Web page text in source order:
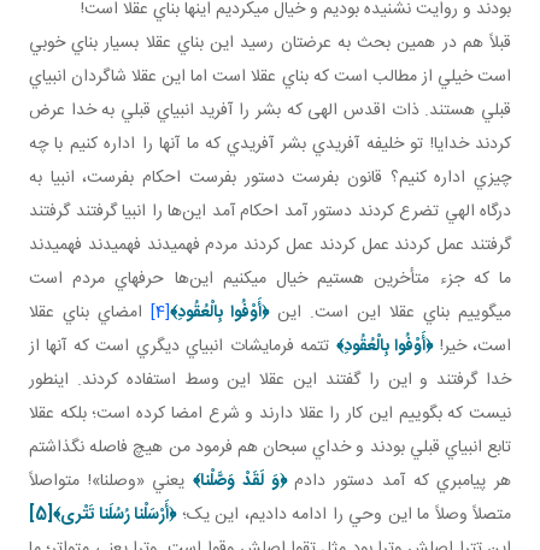
بودند و روايت نشنيده بوديم و خيال مي کرديم اينها بناي عقلا است!
قبلاً هم در همين بحث به عرضتان رسيد اين بناي عقلا بسيار بناي خوبي
است خيلي از مطالب است که بناي عقلا است اما اين عقلا شاگردان انبياي
قبلي هستند. ذات اقدس الهی که بشر را آفريد انبياي قبلي به خدا عرض
کردند خدايا! تو خليفه آفريدي بشر آفريدي که ما آنها را اداره کنيم با چه
چيزي اداره کنيم؟ قانون بفرست دستور بفرست احکام بفرست، انبيا به
درگاه الهي تضرع کردند دستور آمد احکام آمد اين‌ها را انبيا گرفتند گرفتند
گرفتند عمل کردند عمل کردند عمل کردند مردم فهميدند فهميدند فهميدند
ما که جزء متأخرين هستيم خيال مي کنيم اين‌ها حرف هاي مردم است
مي گوييم بناي عقلا اين است. اين﴿أَوْفُوا بِالْعُقُودِ﴾[4]
امضاي بناي عقلا
است، خير!﴿أَوْفُوا بِالْعُقُودِ﴾ تتمه فرمايشات انبياي ديگري است که آنها از
خدا گرفتند و اين را گفتند اين عقلا اين وسط استفاده کردند. اين طور
نيست که بگوييم اين کار را عقلا دارند و شرع امضا کرده است؛ بلکه عقلا
تابع انبياي قبلي بودند و خداي سبحان هم فرمود من هيچ فاصله نگذاشتم
هر پيامبري که آمد دستور دادم﴿وَ لَقَدْ وَصَّلْنا﴾يعني «وصلنا»! متواصلاً
متصلاً وصلاً ما اين وحي را ادامه داديم، اين يک؛﴿أَرْسَلْنا رُسُلَنا تَتْری﴾[5]